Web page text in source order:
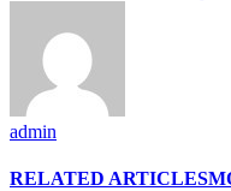
แสดงความยินดี…